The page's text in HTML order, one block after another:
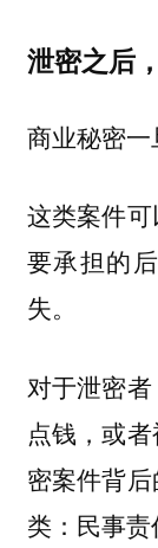
泄密之后
商业秘密一
这类案件
要承担的
失。
对于泄密
点钱，或
密案件背
类：民事责